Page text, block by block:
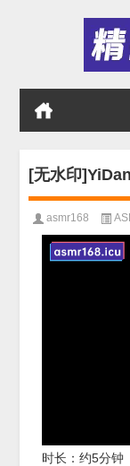
[无水印
asmr168
时长：约5分钟